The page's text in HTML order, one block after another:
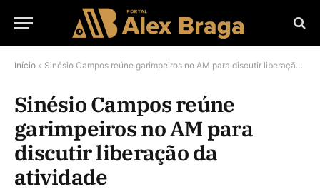
Início » Sinésio Campos reúne garimpeiros no AM para discutir liberação da atividade
Sinésio Campos reúne
garimpeiros no AM para
discutir liberação da
atividade